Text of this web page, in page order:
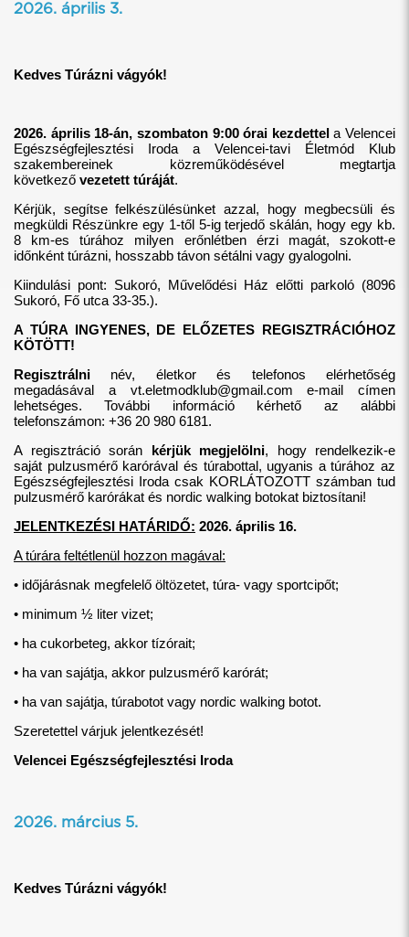
2026. április 3.
Kedves Túrázni vágyók!
2026. április 18-án, szombaton 9:00 órai kezdettela Velencei
Egészségfejlesztési Iroda a Velencei-tavi Életmód Klub
szakembereinek közreműködésével megtartja
következő vezetett túráját.
Kérjük, segítse felkészülésünket azzal, hogy megbecsüli és
megküldi Részünkre egy 1-től 5-ig terjedő skálán, hogy egy kb.
8 km-es túrához milyen erőnlétben érzi magát, szokott-e
időnként túrázni, hosszabb távon sétálni vagy gyalogolni.
Kiindulási pont: Sukoró, Művelődési Ház előtti parkoló (8096
Sukoró, Fő utca 33-35.).
A TÚRA INGYENES, DE ELŐZETES REGISZTRÁCIÓHOZ
KÖTÖTT!
Regisztrálni név, életkor és telefonos elérhetőség
megadásával a vt.eletmodklub@gmail.com e-mail címen
lehetséges. További információ kérhető az alábbi
telefonszámon: +36 20 980 6181.
A regisztráció során kérjük megjelölni, hogy rendelkezik-e
saját pulzusmérő karórával és túrabottal, ugyanis a túrához az
Egészségfejlesztési Iroda csak KORLÁTOZOTT számban tud
pulzusmérő karórákat és nordic walking botokat biztosítani!
JELENTKEZÉSI HATÁRIDŐ: 2026. április 16.
A túrára feltétlenül hozzon magával:
• időjárásnak megfelelő öltözetet, túra- vagy sportcipőt;
• minimum ½ liter vizet;
• ha cukorbeteg, akkor tízórait;
• ha van sajátja, akkor pulzusmérő karórát;
• ha van sajátja, túrabotot vagy nordic walking botot.
Szeretettel várjuk jelentkezését!
Velencei Egészségfejlesztési Iroda
2026. március 5.
Kedves Túrázni vágyók!